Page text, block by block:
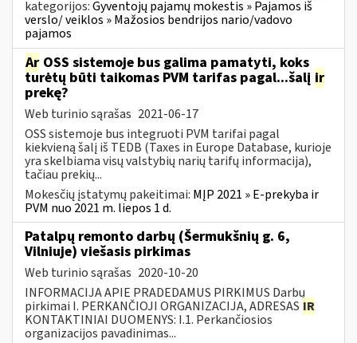
kategorijos:Gyventojų pajamų mokestis » Pajamos iš
verslo/ veiklos » Mažosios bendrijos nario/vadovo
pajamos
Ar OSS sistemoje bus galima pamatyti, koks
turėtų būti taikomas PVM tarifas pagal...šalį ir
prekę?
Web turinio sąrašas 2021-06-17
OSS sistemoje bus integruoti PVM tarifai pagal
kiekvieną šalį iš TEDB (Taxes in Europe Database, kurioje
yra skelbiama visų valstybių narių tarifų informacija),
tačiau prekių...
Mokesčių įstatymų pakeitimai: MĮP 2021 » E-prekyba ir
PVM nuo 2021 m. liepos 1 d.
Patalpų remonto darbų (Šermukšnių g. 6,
Vilniuje) viešasis pirkimas
Web turinio sąrašas 2020-10-20
INFORMACIJA APIE PRADEDAMUS PIRKIMUS Darbų
pirkimai I. PERKANČIOJI ORGANIZACIJA, ADRESAS IR
KONTAKTINIAI DUOMENYS: I.1. Perkančiosios
organizacijos pavadinimas...